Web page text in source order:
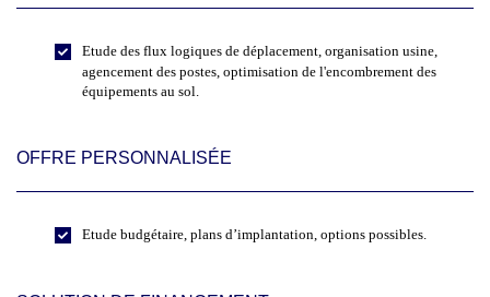
Etude des flux logiques de déplacement, organisation usine,
agencement des postes, optimisation de l'encombrement des
équipements au sol.
OFFRE PERSONNALISÉE
Etude budgétaire, plans d’implantation, options possibles.